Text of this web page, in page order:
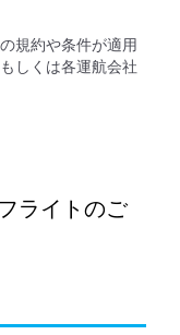
規約や条件が適用
しくは各運航会社
ライトのご